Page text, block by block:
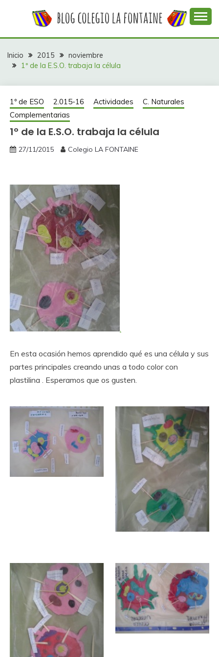
COLEGIO LA
FONTAINE
colegio La Fontaine
Inicio 2015
noviembre
1º de la E.S.O. trabaja la célula
1º de ESO 2.015-16 Actividades
C. Naturales
Complementarias
1º de la E.S.O. trabaja la célula
27/11/2015 Colegio LA FONTAINE
En esta ocasión hemos aprendido qué es una célula y sus
partes principales creando unas a todo color con
plastilina . Esperamos que os gusten.